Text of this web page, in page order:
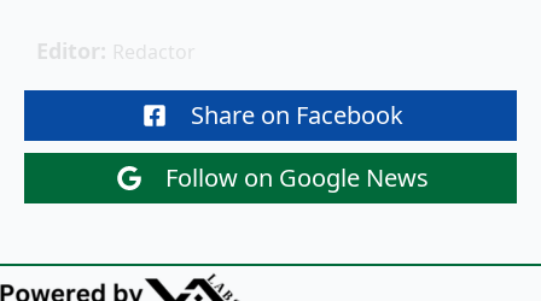
Editor: Redactor
Share on Facebook
Follow on Google News